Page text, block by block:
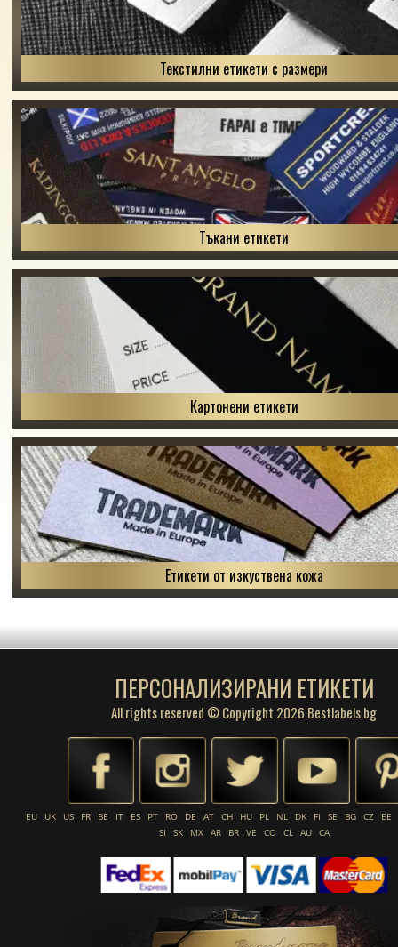
Текстилни етикети с размери
Тъкани етикети
Картонени етикети
Етикети от изкуствена кожа
ПЕРСОНАЛИЗИРАНИ ЕТИКЕТИ
All rights reserved © Copyright 2026 Bestlabels.bg
EU UK US FR BE IT ES PT RO DE AT CH HU PL NL DK FI SE BG CZ
EE
SI
SK MX AR BR VE CO CL AU CA